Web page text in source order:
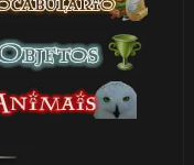
🎂